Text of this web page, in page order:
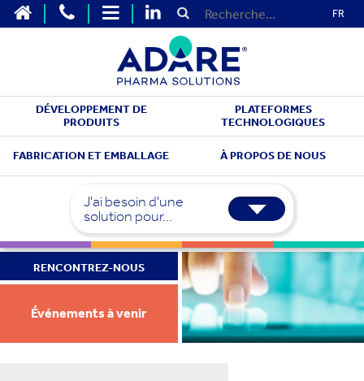
FR
DÉVELOPPEMENT DE
PRODUITS
PLATEFORMES
TECHNOLOGIQUES
FABRICATION ET EMBALLAGE À PROPOS DE NOUS
J'ai besoin d'une
solution pour...
RENCONTREZ-NOUS
Événements à venir